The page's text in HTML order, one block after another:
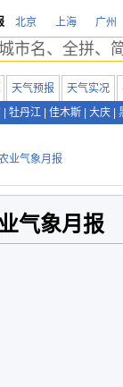
北京 上海 广州
天气预报 天气实况
牡丹江 佳木斯 大庆
业气象月报
气象月报